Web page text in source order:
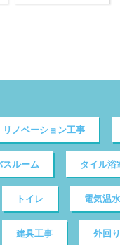
ノベーション工事
スルーム タイル浴
トイレ 電気温
建具工事 外回